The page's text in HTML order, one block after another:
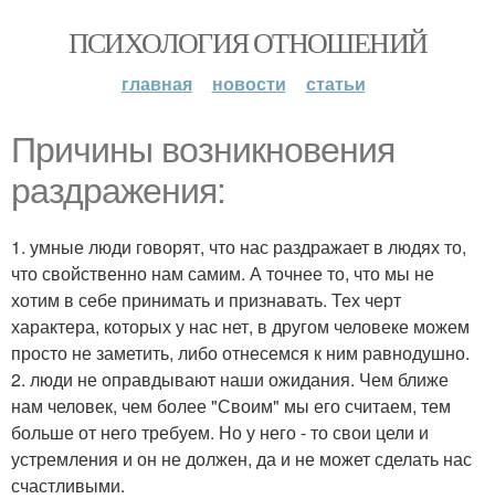
ПСИХОЛОГИЯ ОТНОШЕНИЙ
главная новости статьи
Причины возникновения
раздражения:
1. умные люди говорят, что нас раздражает в людях то,
что свойственно нам самим. А точнее то, что мы не
хотим в себе принимать и признавать. Тех черт
характера, которых у нас нет, в другом человеке можем
просто не заметить, либо отнесемся к ним равнодушно.
2. люди не оправдывают наши ожидания. Чем ближе
нам человек, чем более "Своим" мы его считаем, тем
больше от него требуем. Но у него - то свои цели и
устремления и он не должен, да и не может сделать нас
счастливыми.